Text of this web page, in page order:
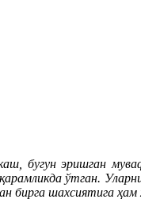
бугун эришган
ўтган.
бирга шахсиятига